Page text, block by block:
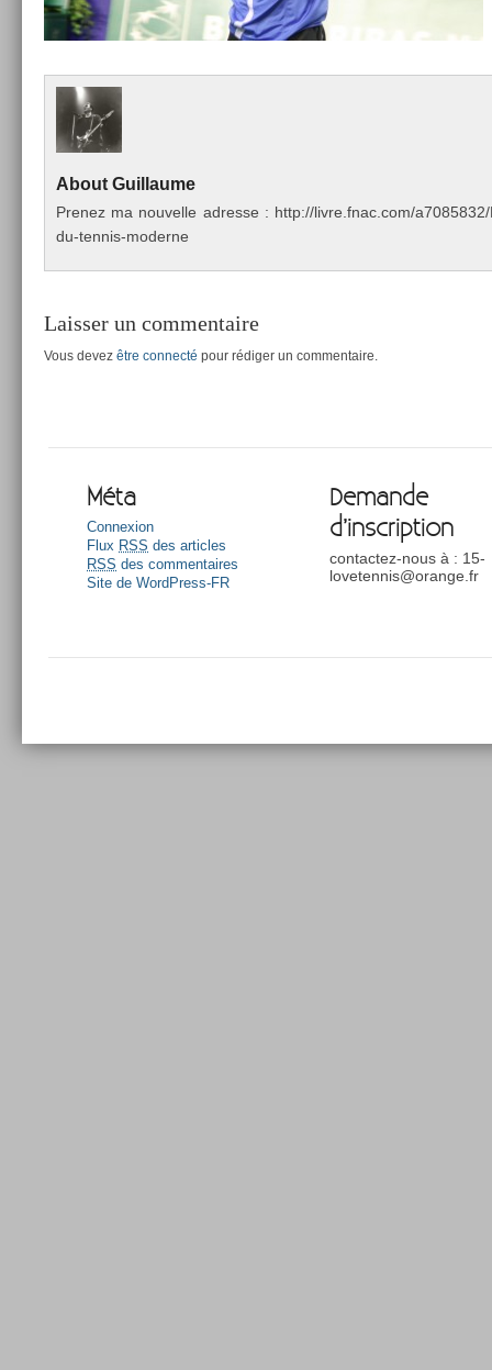
About Guil­laume
Pre­nez ma nouvel­le ad­resse : http://livre.fnac.com/
du-tennis-moderne
Laisser un commentaire
Vous devez être connecté pour rédiger un commentaire.
Méta
Connexion
Flux RSS des articles
RSS des commentaires
Site de WordPress-FR
Demande
d’inscription
contactez-nous à : 15-
lovetennis@orange.fr